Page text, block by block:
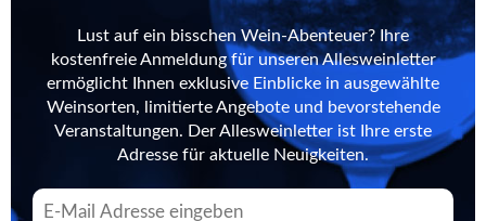
Lust auf ein bisschen Wein-Abenteuer? Ihre
kostenfreie Anmeldung für unseren Allesweinletter
ermöglicht Ihnen exklusive Einblicke in ausgewählte
Weinsorten, limitierte Angebote und bevorstehende
Veranstaltungen. Der Allesweinletter ist Ihre erste
Adresse für aktuelle Neuigkeiten.